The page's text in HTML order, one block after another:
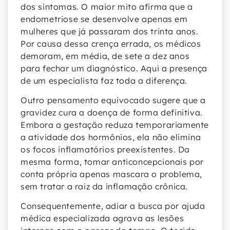
dos sintomas. O maior mito afirma que a
endometriose se desenvolve apenas em
mulheres que já passaram dos trinta anos.
Por causa dessa crença errada, os médicos
demoram, em média, de sete a dez anos
para fechar um diagnóstico. Aqui a presença
de um especialista faz toda a diferença.
Outro pensamento equivocado sugere que a
gravidez cura a doença de forma definitiva.
Embora a gestação reduza temporariamente
a atividade dos hormônios, ela não elimina
os focos inflamatórios preexistentes. Da
mesma forma, tomar anticoncepcionais por
conta própria apenas mascara o problema,
sem tratar a raiz da inflamação crônica.
Consequentemente, adiar a busca por ajuda
médica especializada agrava as lesões